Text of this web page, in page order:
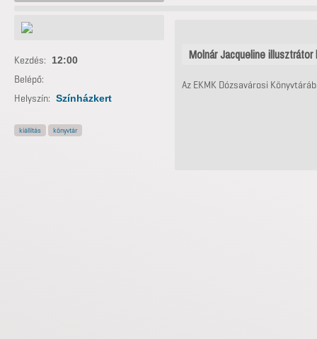
Molnár Jacqueline illusztrátor
Az EKMK Dózsavárosi
Kezdés: 12:00
Belépő:
Helyszín: Színházkert
kiállítás könyvtár